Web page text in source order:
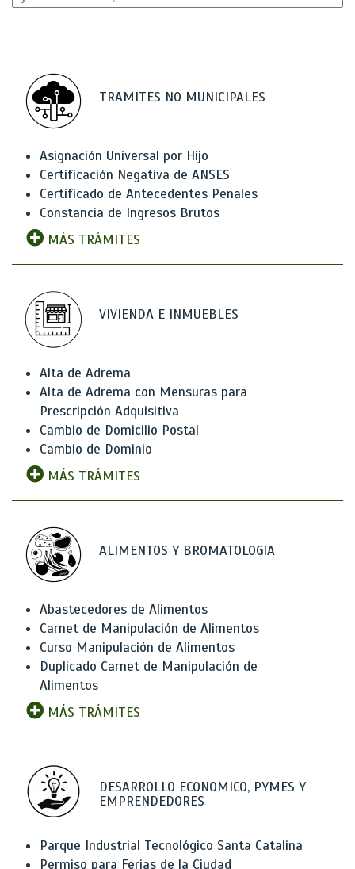
TRAMITES NO MUNICIPALES
Asignación Universal por Hijo
Certificación Negativa de ANSES
Certificado de Antecedentes Penales
Constancia de Ingresos Brutos
MÁS TRÁMITES
VIVIENDA E INMUEBLES
Alta de Adrema
Alta de Adrema con Mensuras para
Prescripción Adquisitiva
Cambio de Domicilio Postal
Cambio de Dominio
MÁS TRÁMITES
ALIMENTOS Y BROMATOLOGíA
Abastecedores de Alimentos
Carnet de Manipulación de Alimentos
Curso Manipulación de Alimentos
Duplicado Carnet de Manipulación de
Alimentos
MÁS TRÁMITES
DESARROLLO ECONOMICO, PYMES Y
EMPRENDEDORES
Parque Industrial Tecnológico Santa Catalina
Permiso para Ferias de la Ciudad